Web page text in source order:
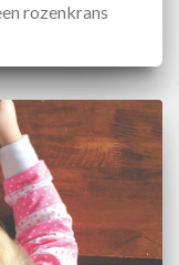
rozenkrans